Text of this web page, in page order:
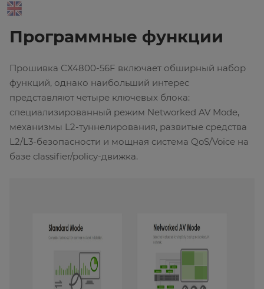
Программные функции
Прошивка CX4800-56F включает обширный набор
функций, однако наибольший интерес
представляют четыре ключевых блока:
специализированный режим Networked AV Mode,
механизмы L2-туннелирования, развитые средства
L2/L3-безопасности и мощная система QoS/Voice на
базе classifier/policy-движка.